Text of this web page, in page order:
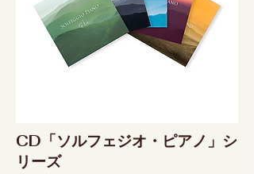
CD「ソルフェジオ・ピアノ」シ
リーズ